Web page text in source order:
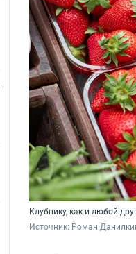
Клубнику, как и любой
Источник: Роман